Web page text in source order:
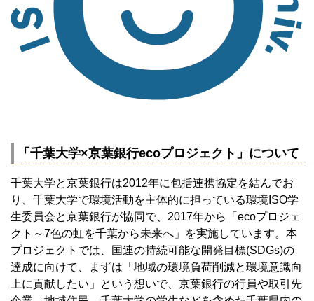
「千葉大学×京葉銀行ecoプロジェクト」について
千葉大学と京葉銀行は2012年に包括連携協定を結んでお
り、千葉大学で環境活動を主体的に担っている環境ISO学
生委員会と京葉銀行が協同で、2017年から「ecoプロジェ
クト～7色の虹を千葉から未来へ」を実施しています。本
プロジェクトでは、国連の持続可能な開発目標(SDGs)の
達成に向けて、まずは「地域の環境負荷削減と環境意識向
上に貢献したい」という想いで、京葉銀行の行員や取引先